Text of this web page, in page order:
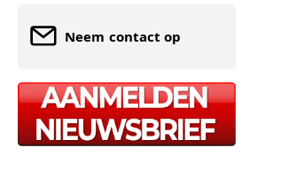
Neem contact op